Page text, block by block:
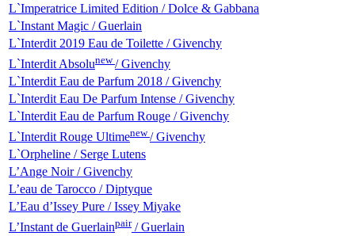
L`Imperatrice Limited Edition / Dolce & Gabbana
L`Instant Magic / Guerlain
L`Interdit 2019 Eau de Toilette / Givenchy
L`Interdit Absolunew/ Givenchy
L`Interdit Eau de Parfum 2018 / Givenchy
L`Interdit Eau De Parfum Intense / Givenchy
L`Interdit Eau de Parfum Rouge / Givenchy
L`Interdit Rouge Ultimenew/ Givenchy
L`Orpheline / Serge Lutens
L’Ange Noir / Givenchy
L’eau de Tarocco / Diptyque
L’Eau d’Issey Pure / Issey Miyake
L’Instant de Guerlainpair/ Guerlain